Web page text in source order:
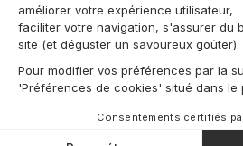
GTC
Combo ©2026